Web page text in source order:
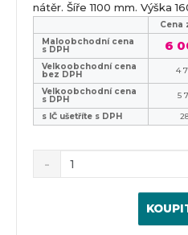
nátěr. Šíře 1100 mm. Výška
Cena
Maloobchodní cena
s DPH 6
Velkoobchodní cena
bez DPH 4
Velkoobchodní cena
s DPH 5
s IČ ušetříte s DPH